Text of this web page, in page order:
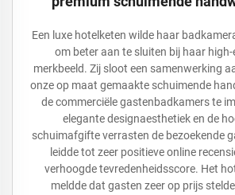
Een luxe hotelketen wilde haar
om beter aan te sluiten bij haar
merkbeeld. Zij sloot een samenwerking
onze op maat gemaakte schuimende
de commerciële gastenbadkamers te
elegante designaesthetiek en de
schuimafgifte verrasten de bezoekende
leidde tot zeer positieve online
verhoogde tevredenheidsscore. Het
meldde dat gasten zeer op prijs